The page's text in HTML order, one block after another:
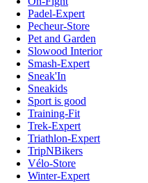
Padel-Expert
Pecheur-Store
Pet and Garden
Slowood Interior
Smash-Expert
Sneak'In
Sneakids
Sport is good
Training-Fit
Trek-Expert
Triathlon-Expert
TripNBikers
Vélo-Store
Winter-Expert